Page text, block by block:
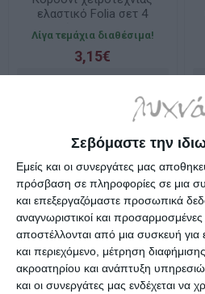
Σεβόμαστε την
Εμείς και οι συνεργάτες μας
πρόσβαση σε πληροφορίες σε μια
και επεξεργαζόμαστε προσωπικά
αναγνωριστικοί και
αποστέλλονται από μια συσκευή για
και περιεχόμενο, μέτρηση
ακροατηρίου και ανάπτυξη
και οι συνεργάτες μας ενδέχεται να
ελαστικό Folia σετ 4
χρωμάτων 1mm x 5m
Λίγα τεμάχια διαθέσιμα!
3,15€